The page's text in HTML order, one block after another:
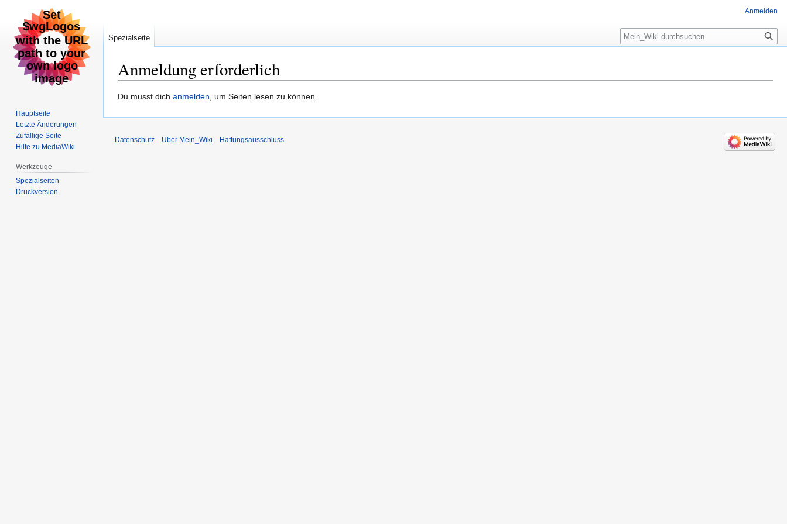
Anmeldung erforderlich
Zur
Zur
Du musst dich anmelden, um Seiten lesen zu können.
Anmelden
Spezialseite
Hauptseite
Letzte Änderungen
Zufällige Seite
Hilfe zu MediaWiki
Werkzeuge
Spezialseiten
Druckversion
Datenschutz Über Mein_Wiki Haftungsausschluss